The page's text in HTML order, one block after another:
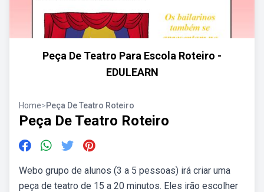
Peça De Teatro Para Escola Roteiro -
EDULEARN
Home>Peça De Teatro Roteiro
Peça De Teatro Roteiro
Webo grupo de alunos (3 a 5 pessoas) irá criar uma
peça de teatro de 15 a 20 minutos. Eles irão escolher